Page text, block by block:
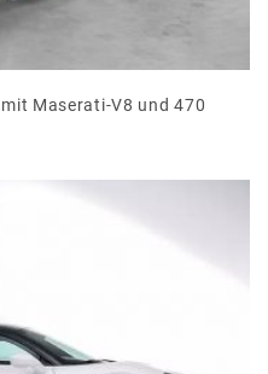
Maserati-V8 und 470